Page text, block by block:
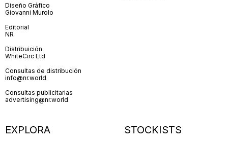
Diseño Gráfico
Giovanni Murolo
Editorial
NR
Distribuición
WhiteCirc Ltd
Consultas de distribución
info@nr.world
Consultas publicitarias
advertising@nr.world
EXPLORA STOCKISTS